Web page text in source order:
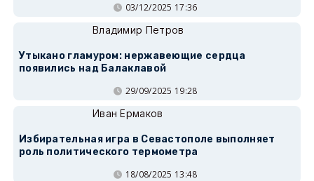
03/12/2025 17:36
Владимир Петров
Утыкано гламуром: нержавеющие сердца
появились над Балаклавой
29/09/2025 19:28
Иван Ермаков
Избирательная игра в Севастополе выполняет
роль политического термометра
18/08/2025 13:48